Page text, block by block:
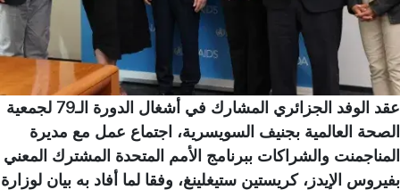
عقد الوفد الجزائري المشارك في أشغال الدورة الـ79 لجمعية
الصحة العالمية بجنيف السويسرية، اجتماع عمل مع مديرة
المناجمنت والشراكات ببرنامج الأمم المتحدة المشترك المعني
بفيروس الإيدز، كريستين ستيغلينغ، وفقا لما أفاد به بيان لوزارة